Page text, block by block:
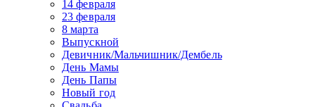
14 февраля
23 февраля
8 марта
Выпускной
Девичник/Мальчишник/Дембель
День Мамы
День Папы
Новый год